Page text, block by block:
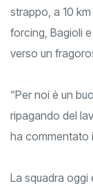
strappo, a 10
forcing, Bagioli
verso un
“Per noi è un
ripagando del
ha commentato
La squadra